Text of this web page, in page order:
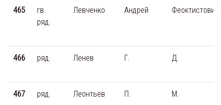
465
гв.
ряд.
Левченко Андрей Феоктистович
466 ряд. Ленев Г. Д.
467 ряд. Леонтьев П. М.